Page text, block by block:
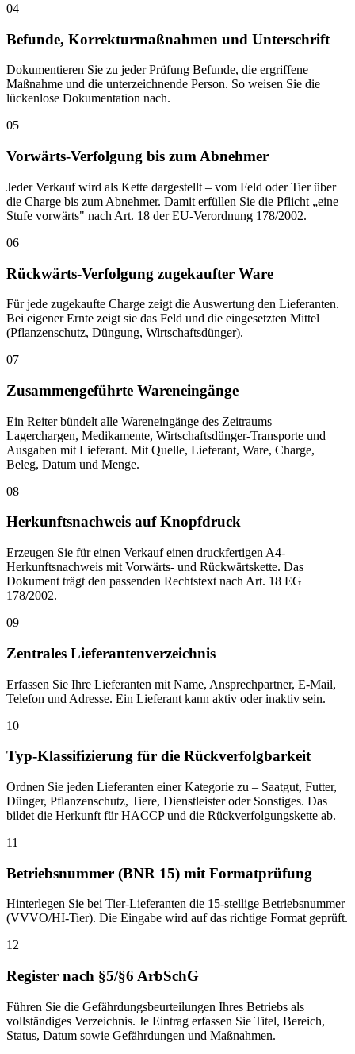
04
Befunde, Korrekturmaßnahmen und Unterschrift
Dokumentieren Sie zu jeder Prüfung Befunde, die ergriffene
Maßnahme und die unterzeichnende Person. So weisen Sie die
lückenlose Dokumentation nach.
05
Vorwärts-Verfolgung bis zum Abnehmer
Jeder Verkauf wird als Kette dargestellt – vom Feld oder Tier über
die Charge bis zum Abnehmer. Damit erfüllen Sie die Pflicht „eine
Stufe vorwärts" nach Art. 18 der EU-Verordnung 178/2002.
06
Rückwärts-Verfolgung zugekaufter Ware
Für jede zugekaufte Charge zeigt die Auswertung den Lieferanten.
Bei eigener Ernte zeigt sie das Feld und die eingesetzten Mittel
(Pflanzenschutz, Düngung, Wirtschaftsdünger).
07
Zusammengeführte Wareneingänge
Ein Reiter bündelt alle Wareneingänge des Zeitraums –
Lagerchargen, Medikamente, Wirtschaftsdünger-Transporte und
Ausgaben mit Lieferant. Mit Quelle, Lieferant, Ware, Charge,
Beleg, Datum und Menge.
08
Herkunftsnachweis auf Knopfdruck
Erzeugen Sie für einen Verkauf einen druckfertigen A4-
Herkunftsnachweis mit Vorwärts- und Rückwärtskette. Das
Dokument trägt den passenden Rechtstext nach Art. 18 EG
178/2002.
09
Zentrales Lieferantenverzeichnis
Erfassen Sie Ihre Lieferanten mit Name, Ansprechpartner, E-Mail,
Telefon und Adresse. Ein Lieferant kann aktiv oder inaktiv sein.
10
Typ-Klassifizierung für die Rückverfolgbarkeit
Ordnen Sie jeden Lieferanten einer Kategorie zu – Saatgut, Futter,
Dünger, Pflanzenschutz, Tiere, Dienstleister oder Sonstiges. Das
bildet die Herkunft für HACCP und die Rückverfolgungskette ab.
11
Betriebsnummer (BNR 15) mit Formatprüfung
Hinterlegen Sie bei Tier-Lieferanten die 15-stellige Betriebsnummer
(VVVO/HI-Tier). Die Eingabe wird auf das richtige Format geprüft.
12
Register nach §5/§6 ArbSchG
Führen Sie die Gefährdungsbeurteilungen Ihres Betriebs als
vollständiges Verzeichnis. Je Eintrag erfassen Sie Titel, Bereich,
Status, Datum sowie Gefährdungen und Maßnahmen.